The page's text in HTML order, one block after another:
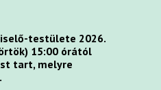
testülete 2026.
15:00 órától
tart, melyre